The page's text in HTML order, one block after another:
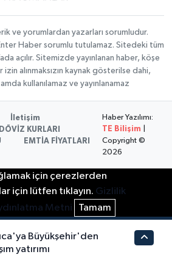
ve yorumlardan yazarları sorumludur.
Haber sorumlu tutulamaz. Sitedeki tüm
açılır. Sitemizde yayınlanan haber, köşe
alınmaksızın kaynak gösterilse dahi,
kullanılamaz ve yayınlanamaz
İletişim
DÖVİZ KURLARI
EMTİA FİYATLARI
Haber Yazılımı:
TE Bilişim
Copyright ©
2026
için çerezlerden
için lütfen tıklayın. Gizlilik
Metni
Tamam
Büyükşehir'den
yatırımı